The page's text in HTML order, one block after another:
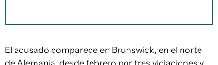
El acusado comparece en Brunswick, en el norte